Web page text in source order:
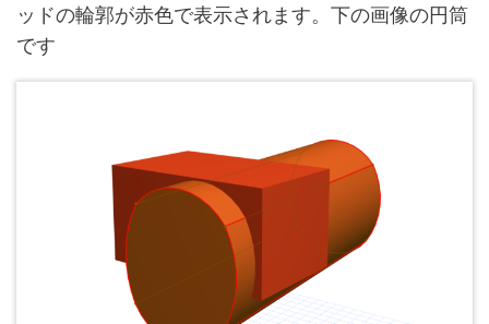
ッドの輪郭が赤色で表示されます。下の画像の円筒
です